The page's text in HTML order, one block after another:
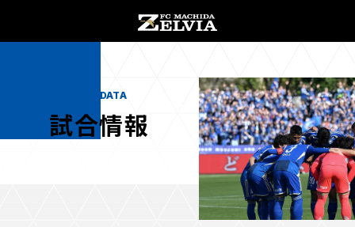
チケット購入 オンラインストア
MATCH DATA
試合情報